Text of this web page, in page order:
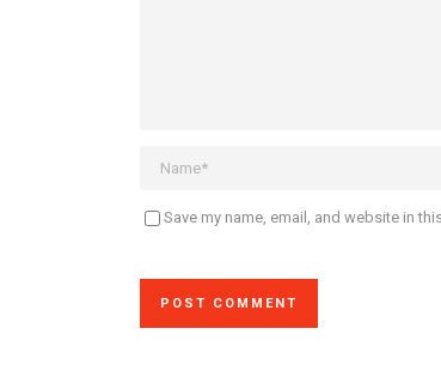
Save my name, email, and website in